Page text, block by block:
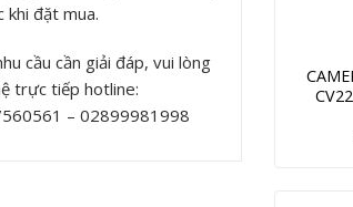
khi đặt mua.
cầu cần giải đáp, vui lòng
trực tiếp hotline:
– 02899981998